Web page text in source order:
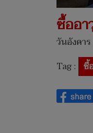
ซื้ออา
วันอังคา
Tag : ซื้